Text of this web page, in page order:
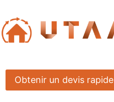
Obtenir un devis rapide